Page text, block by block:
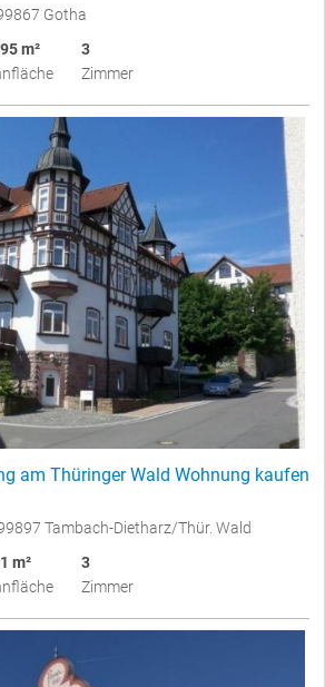
Gotha
m²
3
Zimmer
am Thüringer Wald Wohnung kaufen
Tambach-Dietharz/Thür. Wald
m²
3
Zimmer